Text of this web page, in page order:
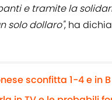
e tramite la
solo dollaro", ha
sconfitta 1-4 e in B